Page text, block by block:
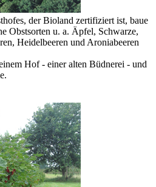
der Bioland zertifiziert ist, baue
Obstsorten u. a. Äpfel, Schwarze,
Heidelbeeren und Aroniabeeren
Hof - einer alten Büdnerei - und